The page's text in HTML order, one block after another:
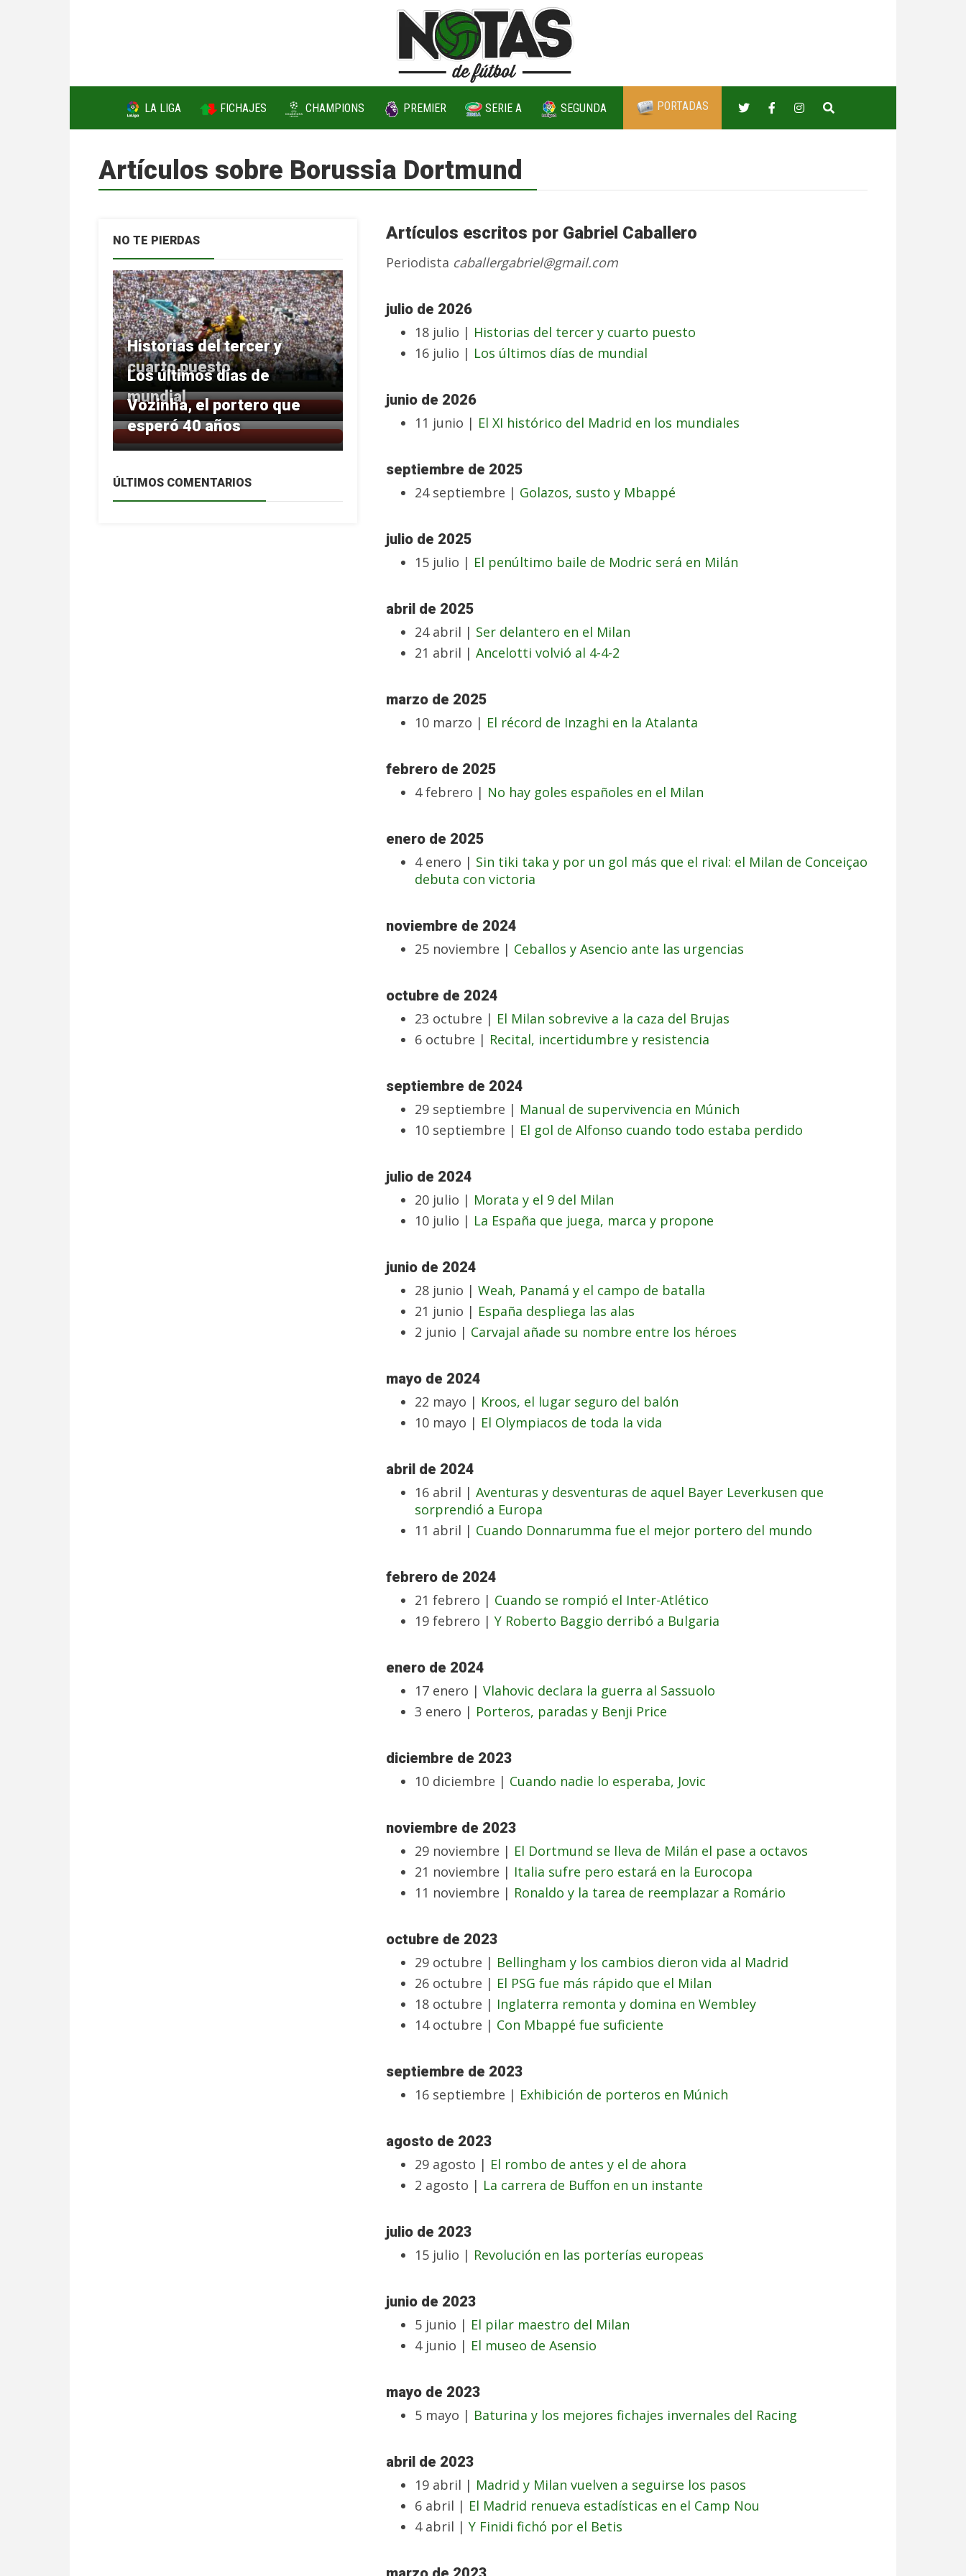
LA LIGA FICHAJES CHAMPIONS PREMIER SERIE A SEGUNDA PORTADAS
Artículos sobre Borussia Dortmund
Artículos escritos por Gabriel Caballero
Periodista caballergabriel@gmail.com
julio de 2026
18 julio | Historias del tercer y cuarto puesto
16 julio | Los últimos días de mundial
junio de 2026
11 junio | El XI histórico del Madrid en los mundiales
septiembre de 2025
24 septiembre | Golazos, susto y Mbappé
julio de 2025
15 julio | El penúltimo baile de Modric será en Milán
abril de 2025
24 abril | Ser delantero en el Milan
21 abril | Ancelotti volvió al 4-4-2
marzo de 2025
10 marzo | El récord de Inzaghi en la Atalanta
febrero de 2025
4 febrero | No hay goles españoles en el Milan
enero de 2025
4 enero | Sin tiki taka y por un gol más que el rival: el Milan de Conceiçao
debuta con victoria
noviembre de 2024
25 noviembre | Ceballos y Asencio ante las urgencias
octubre de 2024
23 octubre | El Milan sobrevive a la caza del Brujas
6 octubre | Recital, incertidumbre y resistencia
septiembre de 2024
29 septiembre | Manual de supervivencia en Múnich
10 septiembre | El gol de Alfonso cuando todo estaba perdido
julio de 2024
20 julio | Morata y el 9 del Milan
10 julio | La España que juega, marca y propone
junio de 2024
28 junio | Weah, Panamá y el campo de batalla
21 junio | España despliega las alas
2 junio | Carvajal añade su nombre entre los héroes
mayo de 2024
22 mayo | Kroos, el lugar seguro del balón
10 mayo | El Olympiacos de toda la vida
abril de 2024
16 abril | Aventuras y desventuras de aquel Bayer Leverkusen que
sorprendió a Europa
11 abril | Cuando Donnarumma fue el mejor portero del mundo
febrero de 2024
21 febrero | Cuando se rompió el Inter-Atlético
19 febrero | Y Roberto Baggio derribó a Bulgaria
enero de 2024
17 enero | Vlahovic declara la guerra al Sassuolo
3 enero | Porteros, paradas y Benji Price
diciembre de 2023
10 diciembre | Cuando nadie lo esperaba, Jovic
noviembre de 2023
29 noviembre | El Dortmund se lleva de Milán el pase a octavos
21 noviembre | Italia sufre pero estará en la Eurocopa
11 noviembre | Ronaldo y la tarea de reemplazar a Romário
octubre de 2023
29 octubre | Bellingham y los cambios dieron vida al Madrid
26 octubre | El PSG fue más rápido que el Milan
18 octubre | Inglaterra remonta y domina en Wembley
14 octubre | Con Mbappé fue suficiente
septiembre de 2023
16 septiembre | Exhibición de porteros en Múnich
agosto de 2023
29 agosto | El rombo de antes y el de ahora
2 agosto | La carrera de Buffon en un instante
julio de 2023
15 julio | Revolución en las porterías europeas
junio de 2023
5 junio | El pilar maestro del Milan
4 junio | El museo de Asensio
mayo de 2023
5 mayo | Baturina y los mejores fichajes invernales del Racing
abril de 2023
19 abril | Madrid y Milan vuelven a seguirse los pasos
6 abril | El Madrid renueva estadísticas en el Camp Nou
4 abril | Y Finidi fichó por el Betis
NO TE PIERDAS
Historias del tercer y
cuarto puesto
Los últimos días de
mundial
Vozinha, el portero que
esperó 40 años
ÚLTIMOS COMENTARIOS